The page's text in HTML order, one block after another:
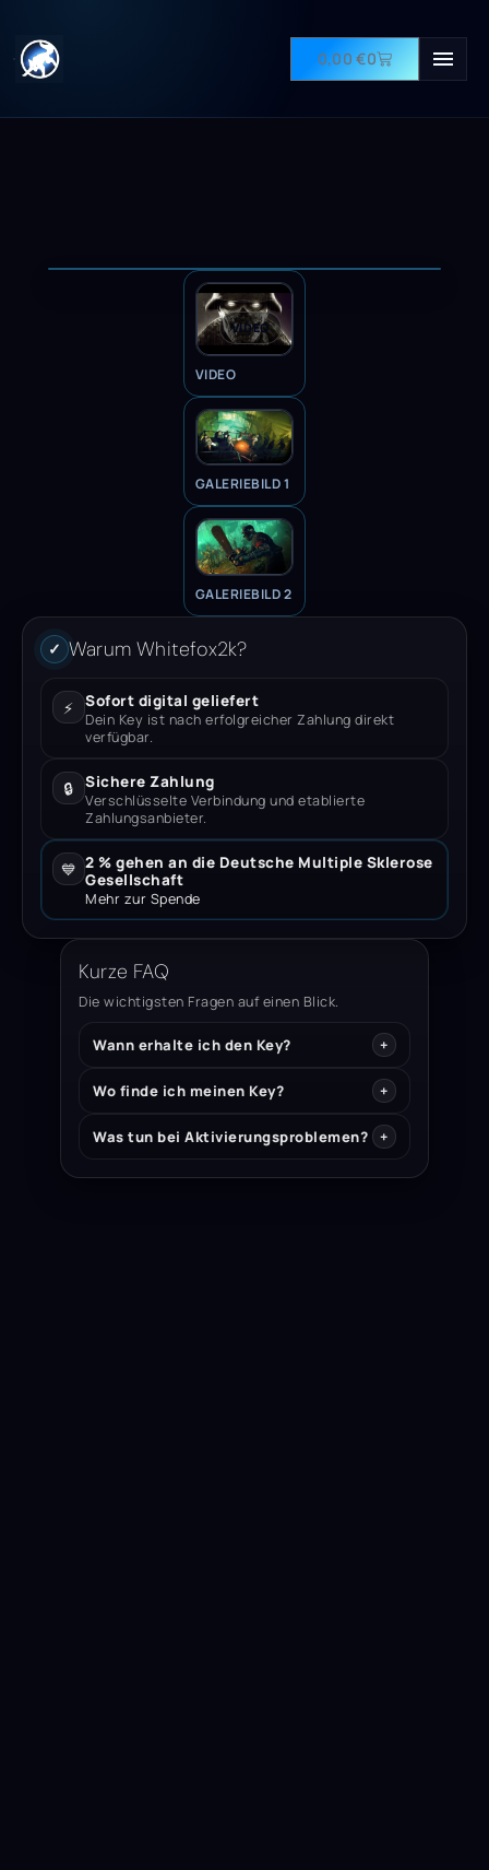
0,00€0
VIDEO
VIDEO
GALERIEBILD 1
GALERIEBILD 2
✓ Warum Whitefox2k?
⚡ Sofort digital geliefert
Dein Key ist nach erfolgreicher Zahlung direkt
verfügbar.
🔒 Sichere Zahlung
Verschlüsselte Verbindung und etablierte
Zahlungsanbieter.
💙 2 % gehen an die Deutsche Multiple Sklerose
Gesellschaft
Mehr zur Spende
Kurze FAQ
Die wichtigsten Fragen auf einen Blick.
Wann erhalte ich den Key?
Wo finde ich meinen Key?
Was tun bei Aktivierungsproblemen?